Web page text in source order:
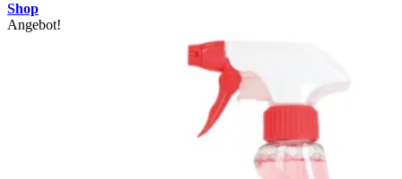
Shop
Angebot!